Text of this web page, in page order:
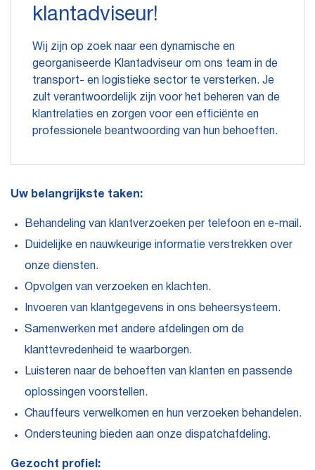
klantadviseur!
Wij zijn op zoek naar een dynamische en
georganiseerde Klantadviseur om ons team in de
transport- en logistieke sector te versterken. Je
zult verantwoordelijk zijn voor het beheren van de
klantrelaties en zorgen voor een efficiënte en
professionele beantwoording van hun behoeften.
Uw belangrijkste taken:
Behandeling van klantverzoeken per telefoon en e-mail.
Duidelijke en nauwkeurige informatie verstrekken over
onze diensten.
Opvolgen van verzoeken en klachten.
Invoeren van klantgegevens in ons beheersysteem.
Samenwerken met andere afdelingen om de
klanttevredenheid te waarborgen.
Luisteren naar de behoeften van klanten en passende
oplossingen voorstellen.
Chauffeurs verwelkomen en hun verzoeken behandelen.
Ondersteuning bieden aan onze dispatchafdeling.
Gezocht profiel: